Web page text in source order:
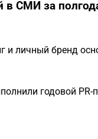
в СМИ за
и личный бренд
годовой PR-